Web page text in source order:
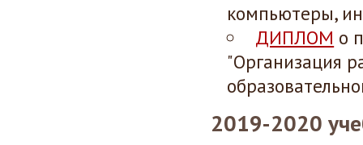
компьютеры,
ДИПЛОМ о
"Организация
2019-2020